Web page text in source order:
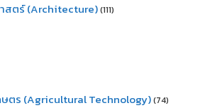
สตร์ (Architecture)(111)
ษตร (Agricultural Technology)(74)